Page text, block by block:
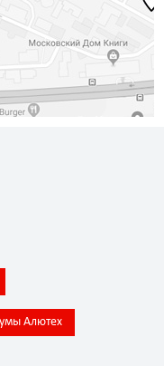
Алютех